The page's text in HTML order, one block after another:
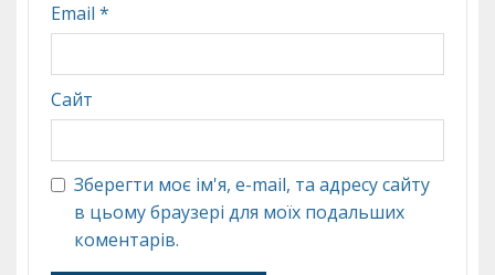
Email *
Сайт
Зберегти моє ім'я, e-mail, та адресу сайту
в цьому браузері для моїх подальших
коментарів.